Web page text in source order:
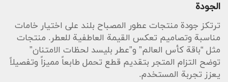
الجودة
ترتكز جودة منتجات عطور المصباح بلند على اختيار خامات
مناسبة وتصاميم تعكس القيمة العاطفية للعطر. منتجات
مثل “باقة كأس العالم” و”عطر بليسد لحظات الامتنان”
توضح التزام المتجر بتقديم قطع تحمل طابعاً مميزاً وتفصيلاً
يعزز تجربة المستخدم.